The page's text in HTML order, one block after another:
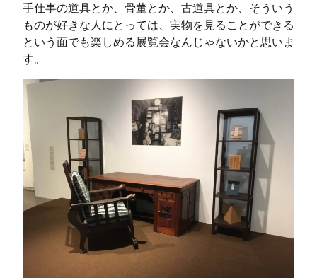
手仕事の道具とか、骨董とか、古道具とか、そういう
ものが好きな人にとっては、実物を見ることができる
という面でも楽しめる展覧会なんじゃないかと思いま
す。